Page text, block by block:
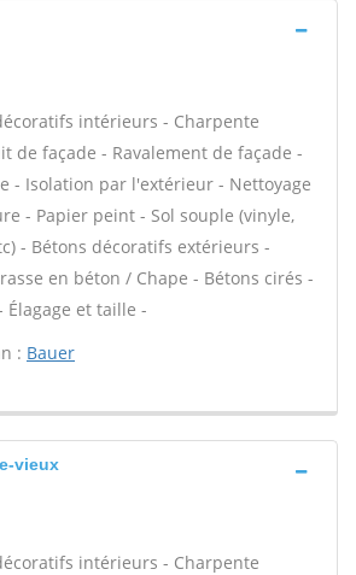
intérieurs - Charpente
de façade - Ravalement de façade -
- Isolation par l'extérieur - Nettoyage
- Papier peint - Sol souple (vinyle,
- Bétons décoratifs extérieurs -
en béton / Chape - Bétons cirés -
et taille -
: Bauer
vieux
intérieurs - Charpente